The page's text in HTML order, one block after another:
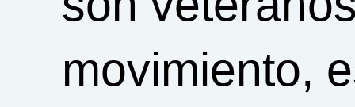
movimiento,